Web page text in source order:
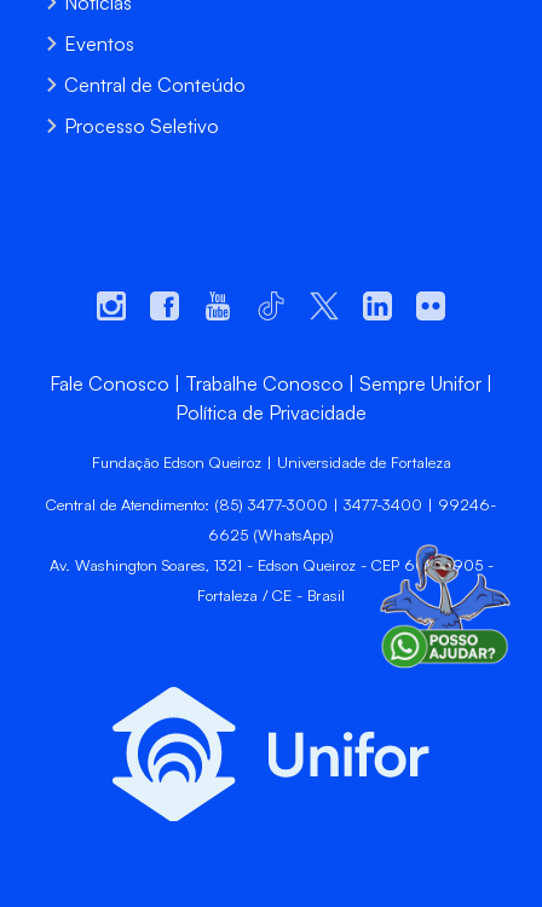
Eventos
Central de Conteúdo
Processo Seletivo
Fale Conosco Trabalhe Conosco
Sempre Unifor
Política de Privacidade
Fundação Edson Queiroz | Universidade de Fortaleza
Central de Atendimento: (85) 3477-3000 | 3477-3400 | 99246-
6625 (WhatsApp)
Av. Washington Soares, 1321 - Edson Queiroz - CEP 60811-905 -
Fortaleza / CE - Brasil